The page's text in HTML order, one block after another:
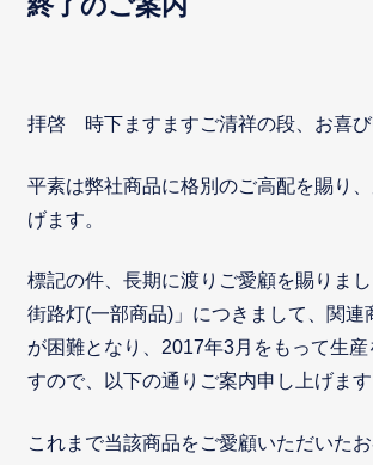
拝啓 時下ますますご清祥の段、お喜び
平素は弊社商品に格別のご高配を賜り
げます。
標記の件、長期に渡りご愛顧を賜りま
街路灯(一部商品)」につきまして、関連
が困難となり、2017年3月をもって生産
すので、以下の通りご案内申し上げます
これまで当該商品をご愛顧いただいた